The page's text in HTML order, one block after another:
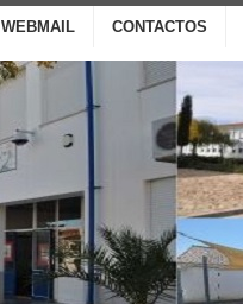
WEBMAIL CONTACTOS